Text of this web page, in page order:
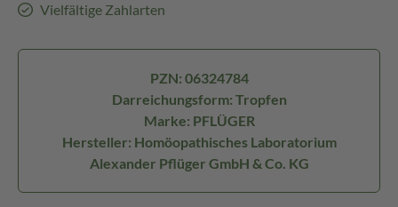
Vielfältige Zahlarten
PZN: 06324784
Darreichungsform: Tropfen
Marke: PFLÜGER
Hersteller: Homöopathisches Laboratorium
Alexander Pflüger GmbH & Co. KG